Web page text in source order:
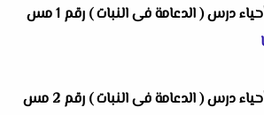
امتحان الكتروني أحياء درس ( الدعامة فى النبات ) رقم 1 مس
امتحان الكتروني أحياء درس ( الدعامة فى النبات ) رقم 2 مس